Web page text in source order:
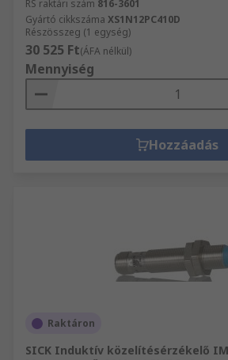
RS raktári szám 816-3601
Gyártó cikkszáma XS1N12PC410D
Részösszeg (1 egység)
30 525 Ft(ÁFA nélkül)
Mennyiség
Hozzáadás
Raktáron
SICK Induktív közelítésérzékelő